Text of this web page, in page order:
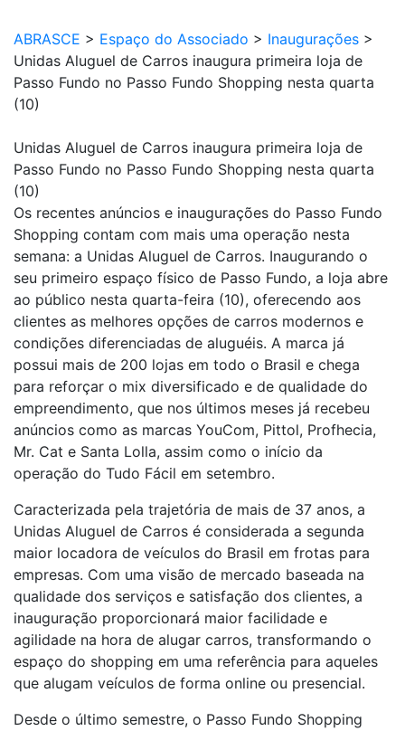
ABRASCE > Espaço do Associado > Inaugurações >
Unidas Aluguel de Carros inaugura primeira loja de
Passo Fundo no Passo Fundo Shopping nesta quarta
(10)
Unidas Aluguel de Carros inaugura primeira loja de
Passo Fundo no Passo Fundo Shopping nesta quarta
(10)
Os recentes anúncios e inaugurações do Passo Fundo
Shopping contam com mais uma operação nesta
semana: a Unidas Aluguel de Carros. Inaugurando o
seu primeiro espaço físico de Passo Fundo, a loja abre
ao público nesta quarta-feira (10), oferecendo aos
clientes as melhores opções de carros modernos e
condições diferenciadas de aluguéis. A marca já
possui mais de 200 lojas em todo o Brasil e chega
para reforçar o mix diversificado e de qualidade do
empreendimento, que nos últimos meses já recebeu
anúncios como as marcas YouCom, Pittol, Profhecia,
Mr. Cat e Santa Lolla, assim como o início da
operação do Tudo Fácil em setembro.
Caracterizada pela trajetória de mais de 37 anos, a
Unidas Aluguel de Carros é considerada a segunda
maior locadora de veículos do Brasil em frotas para
empresas. Com uma visão de mercado baseada na
qualidade dos serviços e satisfação dos clientes, a
inauguração proporcionará maior facilidade e
agilidade na hora de alugar carros, transformando o
espaço do shopping em uma referência para aqueles
que alugam veículos de forma online ou presencial.
Desde o último semestre, o Passo Fundo Shopping